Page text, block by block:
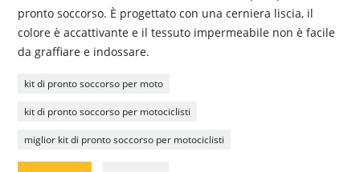
pronto soccorso. È progettato con una cerniera liscia, il
colore è accattivante e il tessuto impermeabile non è facile
da graffiare e indossare.
kit di pronto soccorso per moto
kit di pronto soccorso per motociclisti
miglior kit di pronto soccorso per motociclisti